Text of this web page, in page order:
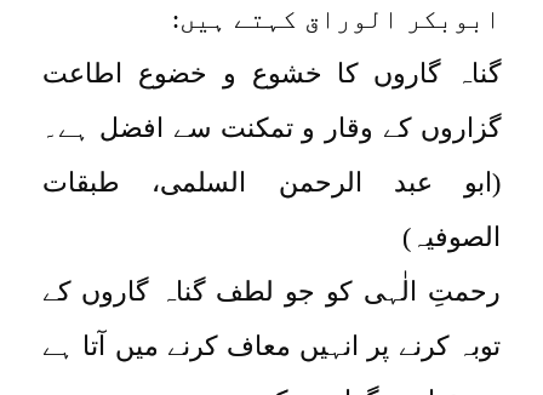
ابوبکر الوراق کہتے ہیں:
گناہ گاروں کا خشوع و خضوع اطاعت
گزاروں کے وقار و تمکنت سے افضل ہے۔
(ابو عبد الرحمن السلمی، طبقات
الصوفیہ)
رحمتِ الٰہی کو جو لطف گناہ گاروں کے
توبہ کرنے پر انہیں معاف کرنے میں آتا ہے